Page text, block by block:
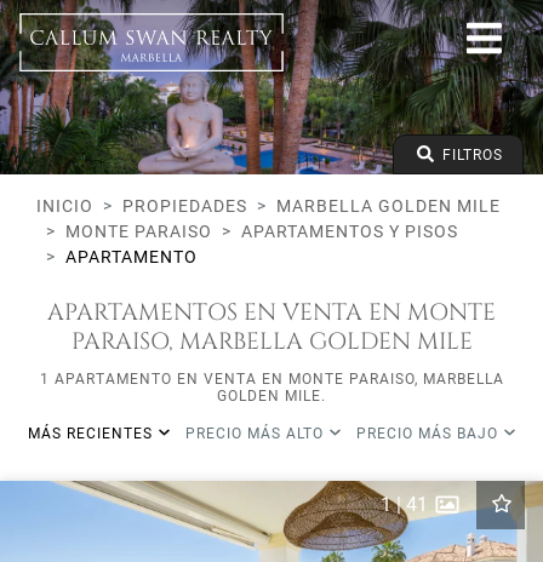
Todos los Lifestyles
Marbella Golden Mile
Monte Paraiso
Todos los tipos
Precio desde
Precio hasta
Dormitorios mínimos FILTROS
INICIO PROPIEDADES
MARBELLA GOLDEN MILE
MONTE PARAISO
APARTAMENTOS Y PISOS
APARTAMENTO
APARTAMENTOS EN VENTA EN MONTE
PARAISO, MARBELLA GOLDEN MILE
1 APARTAMENTO EN VENTA EN MONTE PARAISO, MARBELLA
GOLDEN MILE.
MÁS RECIENTES PRECIO MÁS ALTO PRECIO MÁS BAJO
1|41